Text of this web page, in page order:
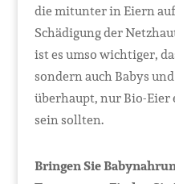
die mitunter in Eiern
Schädigung der
ist es umso wichtiger,
sondern auch Babys
überhaupt, nur Bio-Eier
sein sollten.
Bringen Sie